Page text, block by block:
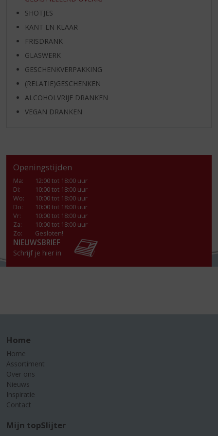
SHOTJES
KANT EN KLAAR
FRISDRANK
GLASWERK
GESCHENKVERPAKKING
(RELATIE)GESCHENKEN
ALCOHOLVRIJE DRANKEN
VEGAN DRANKEN
Openingstijden
Ma:
12:00 tot 18:00 uur
Di:
10:00 tot 18:00 uur
Wo:
10:00 tot 18:00 uur
Do:
10:00 tot 18:00 uur
Vr:
10:00 tot 18:00 uur
Za:
10:00 tot 18:00 uur
Zo:
Gesloten!
NIEUWSBRIEF
Schrijf je hier in
Home
Home
Assortiment
Over ons
Nieuws
Inspiratie
Contact
Mijn topSlijter